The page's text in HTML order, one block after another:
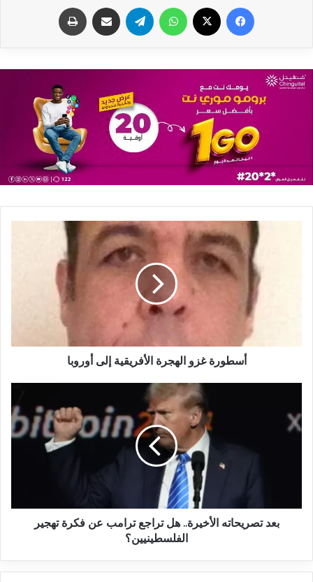
فيسبوك واتساب تيلقرام مشاركة عبر البريد
أسطورة غزو الهجرة الأفريقية إلى أوروبا
بعد تصريحاته الأخيرة.. هل تراجع ترامب عن فكرة تهجير
الفلسطينيين؟